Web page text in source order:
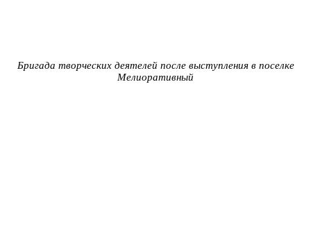
Бригада творческих деятелей после выступления в поселке
Мелиоративный